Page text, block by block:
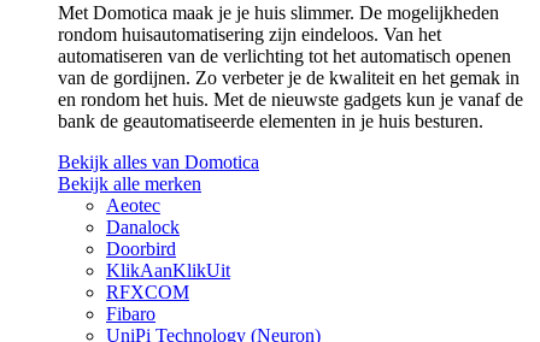
Met Domotica maak je je huis slimmer. De mogelijkheden
rondom huisautomatisering zijn eindeloos. Van het
automatiseren van de verlichting tot het automatisch openen
van de gordijnen. Zo verbeter je de kwaliteit en het gemak in
en rondom het huis. Met de nieuwste gadgets kun je vanaf de
bank de geautomatiseerde elementen in je huis besturen.
Bekijk alles van Domotica
Bekijk alle merken
Aeotec
Danalock
Doorbird
KlikAanKlikUit
RFXCOM
Fibaro
UniPi Technology (Neuron)